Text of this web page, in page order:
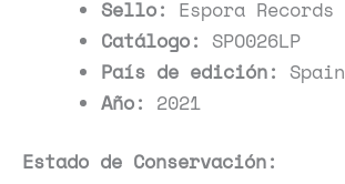
Sello: Espora Records
Catálogo: SPO026LP
País de edición: Spain
Año: 2021
Estado de Conservación: